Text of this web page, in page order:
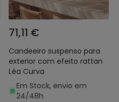
71,11 €
Candeeiro suspenso para
exterior com efeito rattan
Léa Curva
Em Stock, envio em
24/48h